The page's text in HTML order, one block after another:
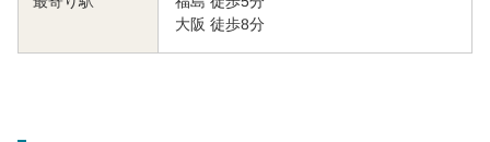
大阪 徒歩8分